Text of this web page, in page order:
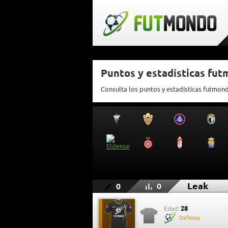
Puntos y estadísticas
Consulta los puntos y estadísticas
0 0 Leak
Edad: 28
Defensa